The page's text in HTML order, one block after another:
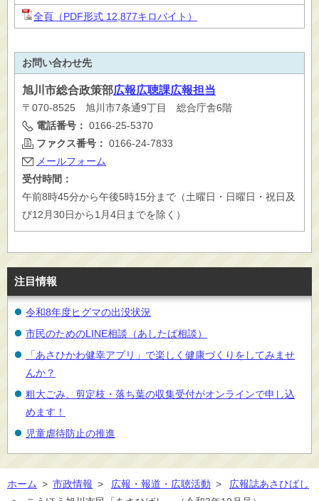
全頁（PDF形式 12,877キロバイト）
お問い合わせ先
旭川市総合政策部広報広聴課広報担当
〒070-8525 旭川市7条通9丁目 総合庁舎6階
電話番号： 0166-25-5370
ファクス番号： 0166-24-7833
メールフォーム
受付時間：
午前8時45分から午後5時15分まで（土曜日・日曜日・祝日及
び12月30日から1月4日までを除く）
注目情報
令和8年度ヒグマの出没状況
市民のためのLINE相談（あしたば相談）
「あさひかわ健幸アプリ」で楽しく健康づくりをしてみませ
んか？
粗大ごみ、剪定枝・落ち葉の収集受付がオンラインで申し込
めます！
児童虐待防止の推進
ホーム > 市政情報 > 広報・報道・広聴活動 >
広報誌あさひばし